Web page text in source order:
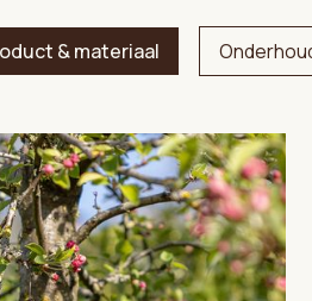
& materiaal